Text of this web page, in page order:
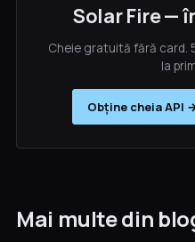
Solar Fire —
Cheie gratuită fără card.
la
Obține cheia API
Mai multe din